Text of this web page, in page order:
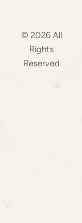
© 2026 All
Rights
Reserved